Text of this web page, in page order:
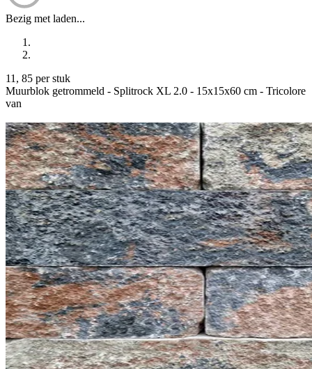
Bezig met laden...
11, 85 per stuk
Muurblok getrommeld - Splitrock XL 2.0 - 15x15x60 cm - Tricolore
van